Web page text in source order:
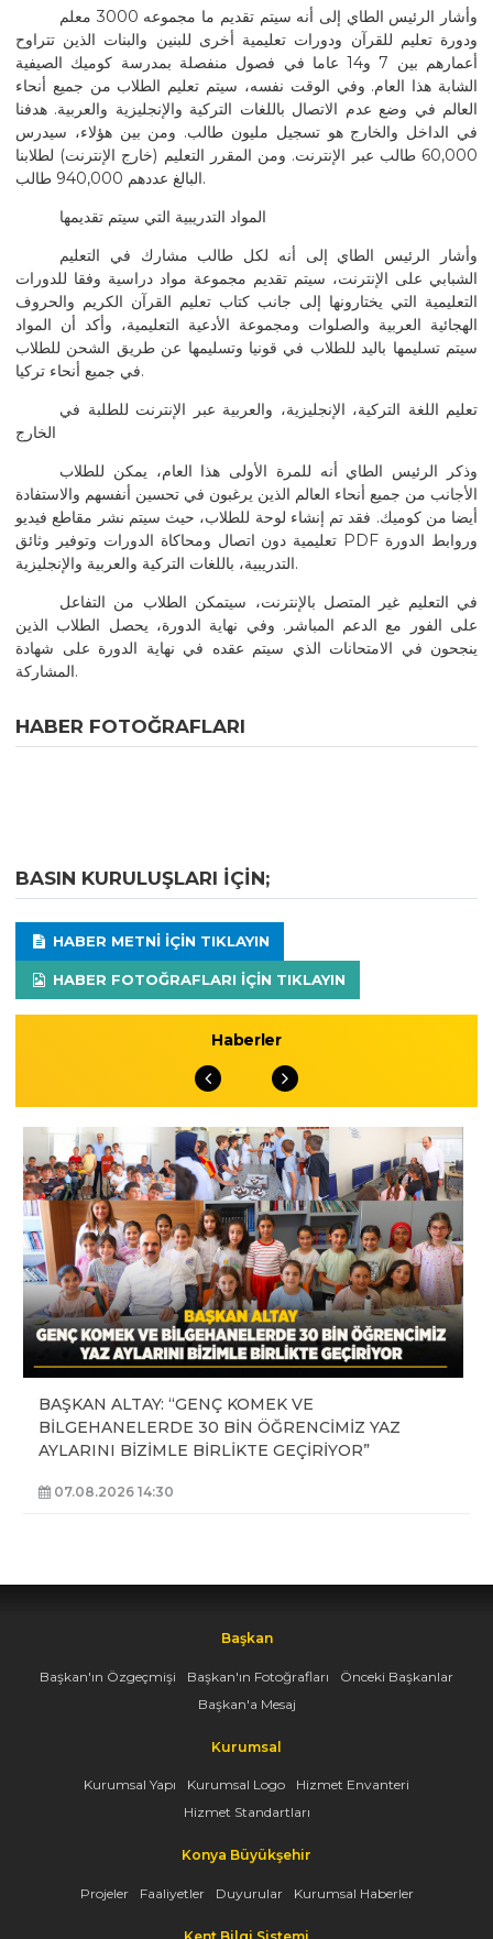
وأشار الرئيس الطاي إلى أنه سيتم تقديم ما مجموعه 3000 معلم
ودورة تعليم للقرآن ودورات تعليمية أخرى للبنين والبنات الذين تتراوح
أعمارهم بين 7 و14 عاما في فصول منفصلة بمدرسة كوميك الصيفية
الشابة هذا العام. وفي الوقت نفسه، سيتم تعليم الطلاب من جميع أنحاء
العالم في وضع عدم الاتصال باللغات التركية والإنجليزية والعربية. هدفنا
في الداخل والخارج هو تسجيل مليون طالب. ومن بين هؤلاء، سيدرس
60,000 طالب عبر الإنترنت. ومن المقرر التعليم (خارج الإنترنت) لطلابنا
البالغ عددهم 940,000 طالب.
المواد التدريبية التي سيتم تقديمها
وأشار الرئيس الطاي إلى أنه لكل طالب مشارك في التعليم
الشبابي على الإنترنت، سيتم تقديم مجموعة مواد دراسية وفقا للدورات
التعليمية التي يختارونها إلى جانب كتاب تعليم القرآن الكريم والحروف
الهجائية العربية والصلوات ومجموعة الأدعية التعليمية، وأكد أن المواد
سيتم تسليمها باليد للطلاب في قونيا وتسليمها عن طريق الشحن للطلاب
في جميع أنحاء تركيا.
تعليم اللغة التركية، الإنجليزية، والعربية عبر الإنترنت للطلبة في
الخارج
وذكر الرئيس الطاي أنه للمرة الأولى هذا العام، يمكن للطلاب
الأجانب من جميع أنحاء العالم الذين يرغبون في تحسين أنفسهم والاستفادة
أيضا من كوميك. فقد تم إنشاء لوحة للطلاب، حيث سيتم نشر مقاطع فيديو
تعليمية دون اتصال ومحاكاة الدورات وتوفير وثائق PDF وروابط الدورة
التدريبية، باللغات التركية والعربية والإنجليزية.
في التعليم غير المتصل بالإنترنت، سيتمكن الطلاب من التفاعل
على الفور مع الدعم المباشر. وفي نهاية الدورة، يحصل الطلاب الذين
ينجحون في الامتحانات الذي سيتم عقده في نهاية الدورة على شهادة
المشاركة.
HABER FOTOĞRAFLARI
BASIN KURULUŞLARI IÇIN;
HABER METNI IÇIN TIKLAYIN
HABER FOTOĞRAFLARI IÇIN TIKLAYIN
Haberler
BAŞKAN ALTAY: “GENÇ KOMEK VE
BİLGEHANELERDE 30 BİN ÖĞRENCİMİZ YAZ
AYLARINI BİZİMLE BİRLİKTE GEÇİRİYOR”
07.08.2026 14:30
Başkan
Başkan'ın Özgeçmişi Başkan'ın Fotoğrafları
Önceki Başkanlar
Başkan'a Mesaj
Kurumsal
Kurumsal Yapı Kurumsal Logo
Hizmet Envanteri
Hizmet Standartları
Konya Büyükşehir
Projeler Faaliyetler Duyurular Kurumsal Haberler